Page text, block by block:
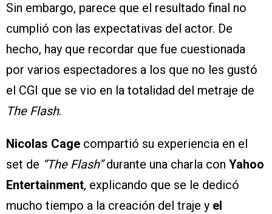
Sin embargo, parece que el resultado final no
cumplió con las expectativas del actor. De
hecho, hay que recordar que fue cuestionada
por varios espectadores a los que no les gustó
el CGI que se vio en la totalidad del metraje de
The Flash.
Nicolas Cage compartió su experiencia en el
set de “The Flash”durante una charla con Yahoo
Entertainment, explicando que se le dedicó
mucho tiempo a la creación del traje y el